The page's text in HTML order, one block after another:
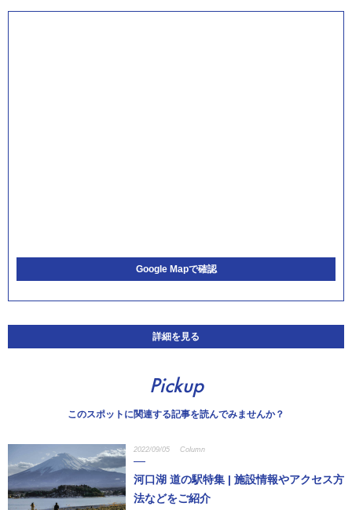
Google Mapで確認
詳細を見る
Pickup
このスポットに関連する記事を読んでみませんか？
2022/09/05 Column
河口湖 道の駅特集 | 施設情報やアクセス方
法などをご紹介